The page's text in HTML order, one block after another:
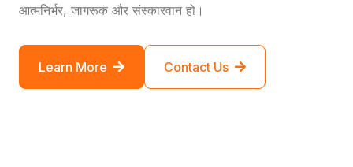
आत्मनिर्भर, जागरूक और संस्कारवान हो।
Learn More Contact Us